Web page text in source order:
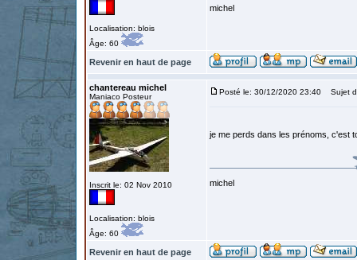
Localisation: blois
Âge: 60
michel
Revenir en haut de page
chantereau michel
Maniaco Posteur
Inscrit le: 02 Nov 2010
Localisation: blois
Âge: 60
Posté le: 30/12/2020 23:40 Sujet
je me perds dans les prénoms, c'est
michel
Revenir en haut de page